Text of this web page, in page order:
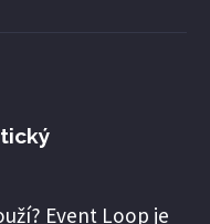
Event Loop je